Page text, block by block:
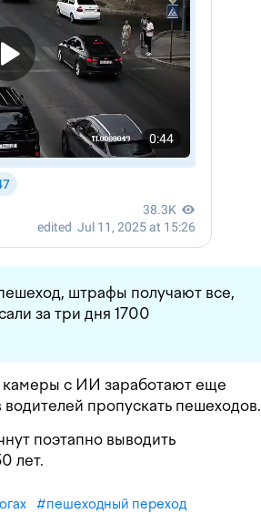
штрафы получают все,
за три дня 1700
камеры с ИИ заработают еще
пропускать пешеходов.
поэтапно выводить
лет.
#пешеходный переход